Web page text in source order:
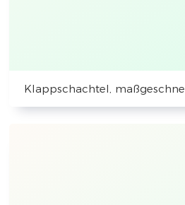
Klappschachtel,